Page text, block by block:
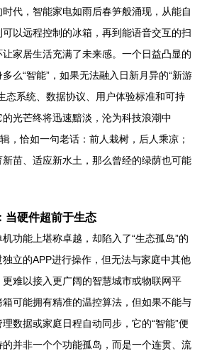
代，智能家电如雨后春笋般涌现，从能自
以远程控制的冰箱，再到能语音交互的扫
家居生活充满了未来感。一个日益凸显的
么“智能”，如果无法融入日新月异的“新游
系统、数据协议、用户体验标准和可持
光芒终将迅速黯淡，沦为科技浪潮中
，恰如一句老话：前人栽树，后人乘凉；
苗、适应新水土，那么曾经的绿荫也可能
当硬件超前于生态
功能上堪称卓越，却陷入了“生态孤岛”的
立的APP进行操作，但无法与家庭中其他
难以接入更广阔的智慧城市或物联网平
可能拥有精准的温控算法，但如果不能与
数据或家庭日程自动同步，它的“智能”便
并非一个个功能孤岛，而是一个连贯、流